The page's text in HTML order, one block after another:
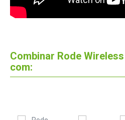
Combinar Rode
com: